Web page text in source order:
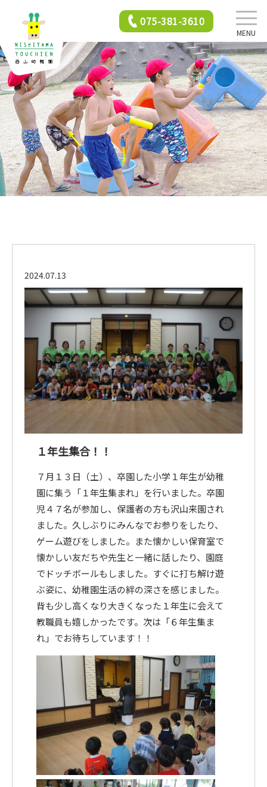
075-381-3610
MENU
西山幼稚園について
園での生活
年間行事
入園案内
園の概要
アクセス
お問い合わせはこちらまで
075-381-3610
学校法人 本願寺学園
西山幼稚園
〒615-8107 京都府京都市西京区川島北裏町29番地
2024.07.13
１年生集合！！
７月１３日（土）、卒園した小学１年生が幼稚
園に集う「１年生集まれ」を行いました。卒園
児４７名が参加し、保護者の方も沢山来園され
ました。久しぶりにみんなでお参りをしたり、
ゲーム遊びをしました。また懐かしい保育室で
懐かしい友だちや先生と一緒に話したり、園庭
でドッチボールもしました。すぐに打ち解け遊
ぶ姿に、幼稚園生活の絆の深さを感じました。
背も少し高くなり大きくなった１年生に会えて
教職員も嬉しかったです。次は「６年生集ま
れ」でお待ちしています！！